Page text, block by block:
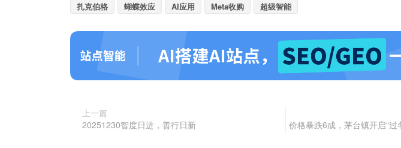
扎克伯格 蝴蝶效应 AI应用 Meta收购 超级智能
上一篇
20251230智度日进，善行日新